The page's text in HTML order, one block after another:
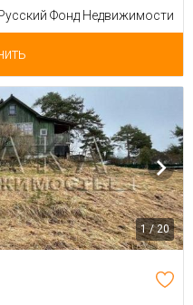
Фонд Недвижимости
1 / 20